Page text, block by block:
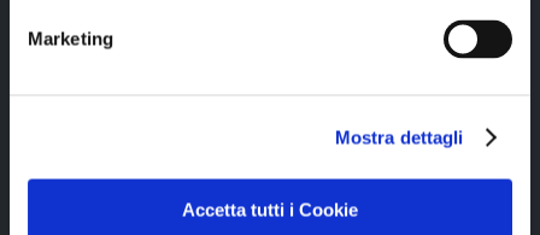
Marketing
Mostra dettagli
Accetta tutti i Cookie